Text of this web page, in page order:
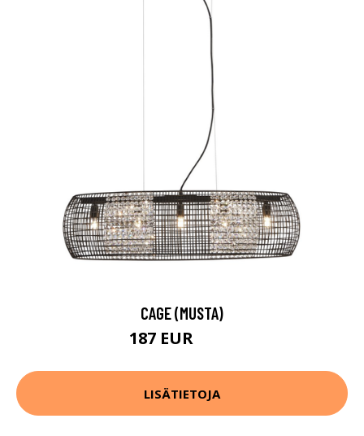
CAGE (MUSTA)
187 EUR
LISÄTIETOJA